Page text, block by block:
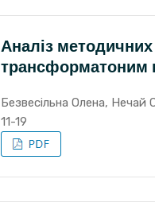
Аналіз методичних
трансформатоним
Безвесільна Олена, Нечай
11-19